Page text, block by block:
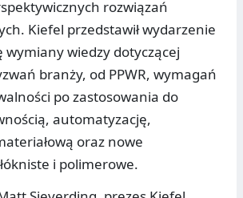
rozwiązań
Kiefel przedstawił wydarzenie
wiedzy dotyczącej
branży, od PPWR, wymagań
po zastosowania do
automatyzację,
oraz nowe
i polimerowe.